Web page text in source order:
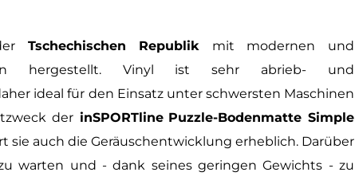
Tschechischen Republik mit modernen und
hergestellt. Vinyl ist sehr abrieb- und
ideal für den Einsatz unter schwersten Maschinen
derinSPORTline Puzzle-Bodenmatte Simple
sie auch die Geräuschentwicklung erheblich. Darüber
warten und - dank seines geringen Gewichts - zu